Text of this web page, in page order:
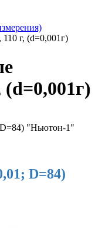
г, (d=0,001г)
"Ньютон-1"
D=84)